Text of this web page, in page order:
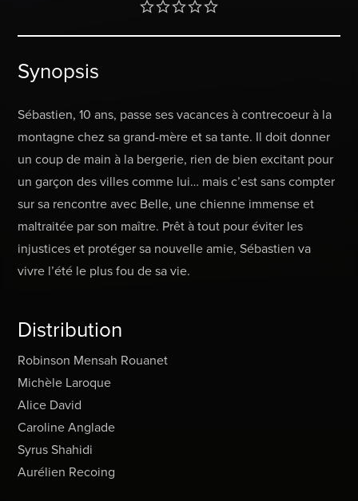
Synopsis
Sébastien, 10 ans, passe ses vacances à contrecoeur à la
montagne chez sa grand-mère et sa tante. Il doit donner
un coup de main à la bergerie, rien de bien excitant pour
un garçon des villes comme lui… mais c’est sans compter
sur sa rencontre avec Belle, une chienne immense et
maltraitée par son maître. Prêt à tout pour éviter les
injustices et protéger sa nouvelle amie, Sébastien va
vivre l’été le plus fou de sa vie.
Distribution
Robinson Mensah Rouanet
Michèle Laroque
Alice David
Caroline Anglade
Syrus Shahidi
Aurélien Recoing